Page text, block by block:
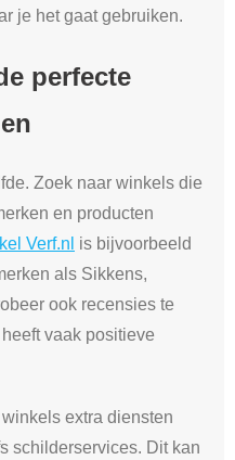
je het gaat gebruiken.
perfecte
Zoek naar winkels die
en producten
Verf.nl is bijvoorbeeld
als Sikkens,
ook recensies te
vaak positieve
extra diensten
schilderservices. Dit kan